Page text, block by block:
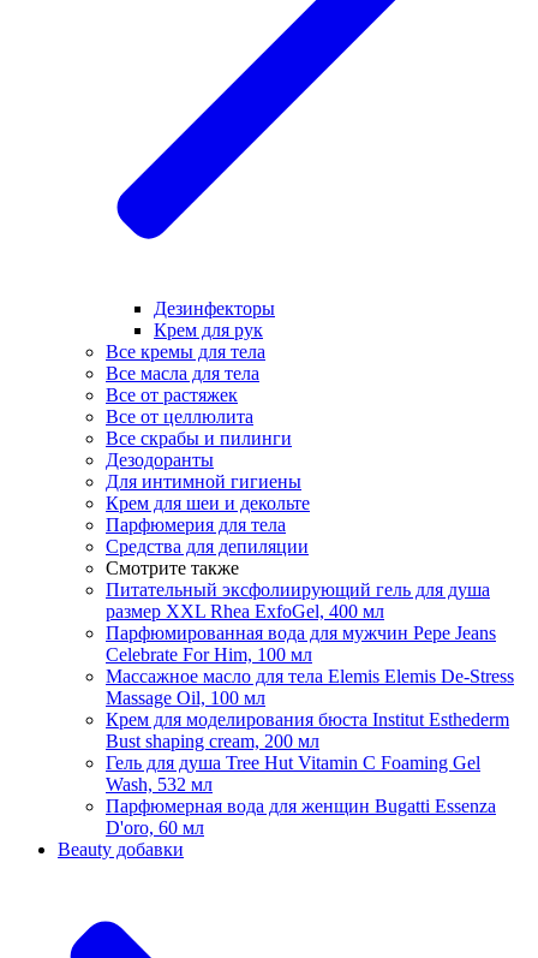
Дезинфекторы
Крем для рук
Все кремы для тела
Все масла для тела
Все от растяжек
Все от целлюлита
Все скрабы и пилинги
Дезодоранты
Для интимной гигиены
Крем для шеи и декольте
Парфюмерия для тела
Средства для депиляции
Смотрите также
Питательный эксфолиирующий гель для душа
размер ХХL Rhea ExfoGel, 400 мл
Парфюмированная вода для мужчин Pepe Jeans
Celebrate For Him, 100 мл
Массажное масло для тела Elemis Elemis De-Stress
Massage Oil, 100 мл
Крем для моделирования бюста Institut Esthederm
Bust shaping cream, 200 мл
Гель для душа Tree Hut Vitamin C Foaming Gel
Wash, 532 мл
Парфюмерная вода для женщин Bugatti Essenza
D'oro, 60 мл
Beauty добавки